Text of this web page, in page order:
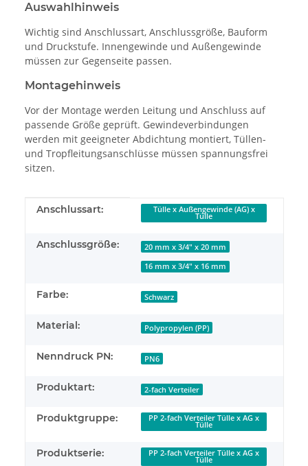
Auswahlhinweis
Wichtig sind Anschlussart, Anschlussgröße, Bauform
und Druckstufe. Innengewinde und Außengewinde
müssen zur Gegenseite passen.
Montagehinweis
Vor der Montage werden Leitung und Anschluss auf
passende Größe geprüft. Gewindeverbindungen
werden mit geeigneter Abdichtung montiert, Tüllen-
und Tropfleitungsanschlüsse müssen spannungsfrei
sitzen.
Produkteigenschaft
Wert
Anschlussart: Tülle x Außengewinde (AG) x
Tülle
Anschlussgröße: 20 mm x 3/4" x 20 mm
16 mm x 3/4" x 16 mm
Farbe: Schwarz
Material: Polypropylen (PP)
Nenndruck PN: PN6
Produktart: 2-fach Verteiler
Produktgruppe: PP 2-fach Verteiler Tülle x AG x
Tülle
Produktserie: PP 2-fach Verteiler Tülle x AG x
Tülle